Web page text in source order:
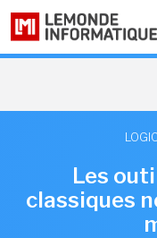
Les
classiques